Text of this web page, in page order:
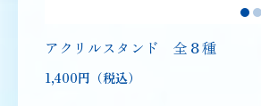
アクリルスタンド 全８種
1,400円（税込）